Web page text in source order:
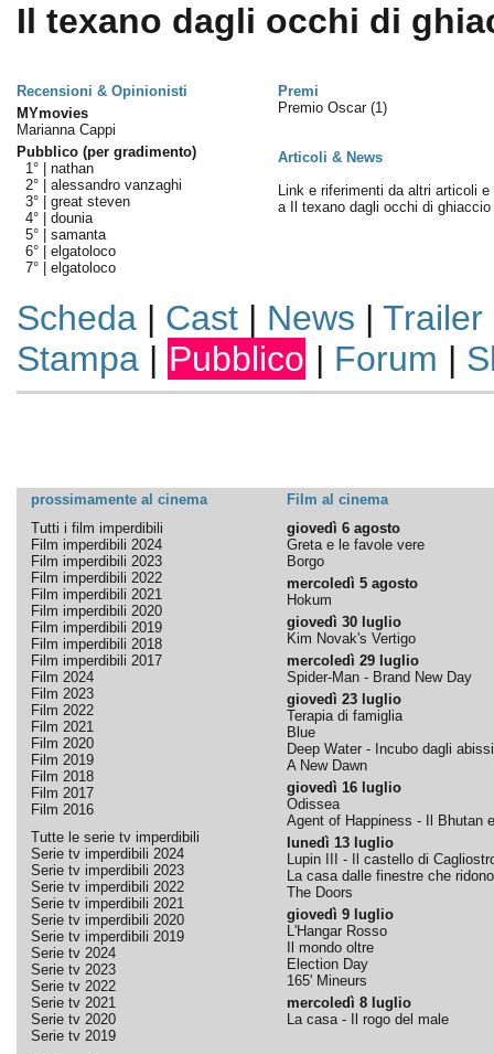
Il texano dagli occhi di
Recensioni & Opinionisti
Premi
MYmovies
Marianna Cappi
Pubblico (per gradimento)
1° | nathan
2° | alessandro vanzaghi
3° | great steven
4° | dounia
5° | samanta
6° | elgatoloco
7° | elgatoloco
Premio Oscar (1)
Articoli & News
Link e riferimenti da altri articoli e
a Il texano dagli occhi di ghiaccio
Scheda| Cast| News | Trailer
Stampa| Pubblico | Forum |
prossimamente al cinema
Film al cinema
Tutti i film imperdibili
Film imperdibili 2024
Film imperdibili 2023
Film imperdibili 2022
Film imperdibili 2021
Film imperdibili 2020
Film imperdibili 2019
Film imperdibili 2018
Film imperdibili 2017
Film 2024
Film 2023
Film 2022
Film 2021
Film 2020
Film 2019
Film 2018
Film 2017
Film 2016
Tutte le serie tv imperdibili
Serie tv imperdibili 2024
Serie tv imperdibili 2023
Serie tv imperdibili 2022
Serie tv imperdibili 2021
Serie tv imperdibili 2020
Serie tv imperdibili 2019
Serie tv 2024
Serie tv 2023
Serie tv 2022
Serie tv 2021
Serie tv 2020
Serie tv 2019
giovedì 6 agosto
Greta e le favole vere
Borgo
mercoledì 5 agosto
Hokum
giovedì 30 luglio
Kim Novak's Vertigo
mercoledì 29 luglio
Spider-Man - Brand New Day
giovedì 23 luglio
Terapia di famiglia
Blue
Deep Water - Incubo dagli abissi
A New Dawn
giovedì 16 luglio
Odissea
Agent of Happiness - Il Bhutan
lunedì 13 luglio
Lupin III - Il castello di
La casa dalle finestre che ridono
The Doors
giovedì 9 luglio
L'Hangar Rosso
Il mondo oltre
Election Day
165' Mineurs
mercoledì 8 luglio
La casa - Il rogo del male